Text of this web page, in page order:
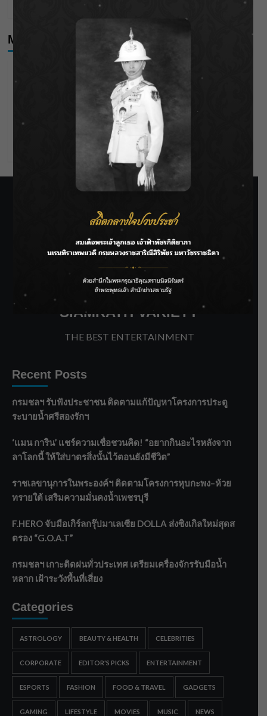
Meta
Comments feed
SIAMRATH VARIETY
THE BEST ENTERTAINMENT
Recent Posts
กรมชลฯ รับฟังประชาชน ติดตามแก้ปัญหาโครงการประตู
ระบายน้ำศรีสองรักฯ
‘แมน การิน’ แชร์ความเชื่อชวนคิด! “อยากกินอะไรหลังจาก
ลาโลกนี้ ให้ใส่บาตรสิ่งนั้นไว้ตอนยังมีชีวิต”
ราชเลขานุการในพระองค์ฯ ติดตามโครงการหุบกะพง–ห้วย
ทรายใต้ เสริมความมั่นคงน้ำเพชรบุรี
F.HERO จับมือเกิร์ลกรุ๊ปมาเลเซีย DOLLA ส่งซิงเกิลใหม่สุดส
ตรอง “G.O.A.T”
กรมชลฯ เกาะติดฝนทั่วประเทศ เตรียมเครื่องจักรรับมือน้ำ
หลาก เฝ้าระวังพื้นที่เสี่ยง
Categories
ASTROLOGY BEAUTY & HEALTH CELEBRITIES
CORPORATE EDITOR'S PICKS ENTERTAINMENT
ESPORTS FASHION FOOD & TRAVEL GADGETS
GAMING LIFESTYLE MOVIES MUSIC NEWS